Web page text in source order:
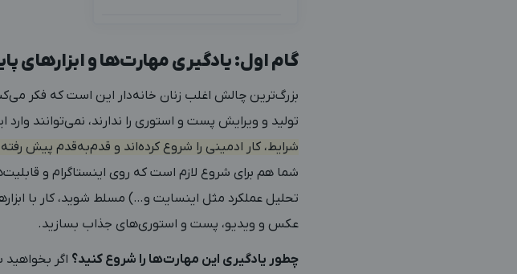
گام اول: یادگیری مهارت‌ها و ابزارهای
بزرگ‌ترین چالش اغلب زنان خانه‌دار این است که فکر
تولید و ویرایش پست و استوری را ندارند، نمی‌توانند
شرایط، کار ادمینی را شروع کرده‌اند و قدم‌به‌قدم پیش
شما هم برای شروع لازم است که روی اینستاگرام و
تحلیل عملکرد مثل اینسایت و…) مسلط شوید، کار با
عکس و ویدیو، پست و استوری‌های جذاب بسازید.
چطور یادگیری این مهارت‌ها را شروع کنید؟ اگر